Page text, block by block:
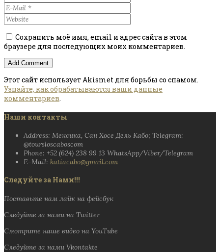
Сохранить моё имя, email и адрес сайта в этом
браузере для последующих моих комментариев.
Этот сайт использует Akismet для борьбы со спамом.
Узнайте, как обрабатываются ваши данные
комментариев.
Наши контакты
Address: Мексика, Сан Хосе Дель Кабо; Telegram:
@toursloscaboscom
Phone: +52 (624) 238 99 13 WhatsApp/Viber/Telegram
E-Mail: katiacabo@gmail.com
Следуйте за Нами!!!
Поставьте нам лайк на фейсбук
Следуйте за нами на Twitter
Смотрите наше видео на YouTube
Следуйте за нами Vkontakte